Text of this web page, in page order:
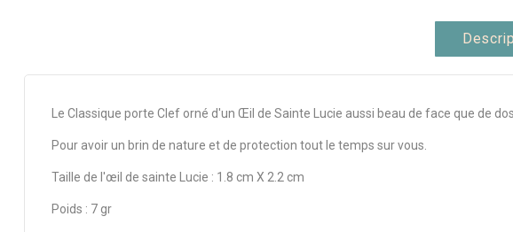
Le Classique porte Clef orné d'un Œil de Sainte Lucie aussi beau de face que de
Pour avoir un brin de nature et de protection tout le temps sur vous.
Taille de l'œil de sainte Lucie : 1.8 cm X 2.2 cm
Poids : 7 gr